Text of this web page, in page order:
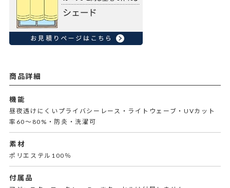
商品詳細
機能
昼夜透けにくいプライバシーレース・ライトウェーブ・UVカット
率60～80%・防炎・洗濯可
素材
ポリエステル100％
付属品